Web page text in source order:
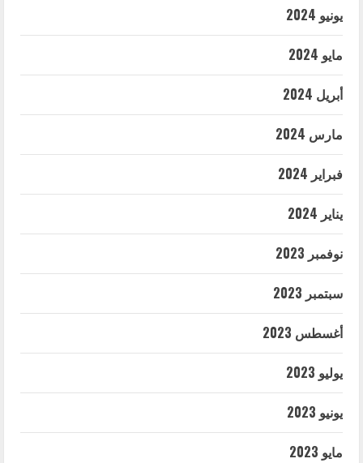
يونيو 2024
مايو 2024
أبريل 2024
مارس 2024
فبراير 2024
يناير 2024
نوفمبر 2023
سبتمبر 2023
أغسطس 2023
يوليو 2023
يونيو 2023
مايو 2023